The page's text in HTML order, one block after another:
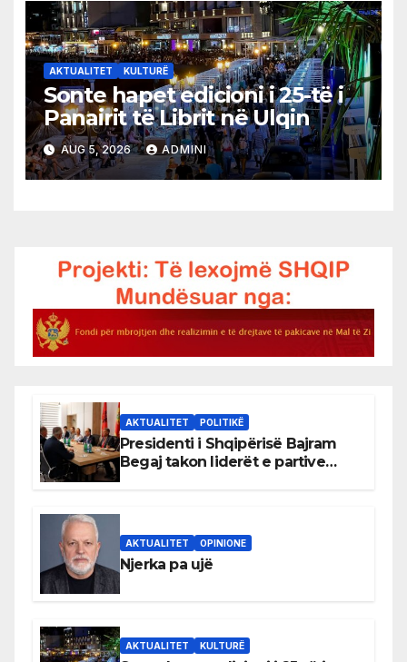
AKTUALITET KULTURË
Sonte hapet edicioni i 25-të i
Panairit të Librit në Ulqin
AUG 5, 2026 ADMINI
AKTUALITET POLITIKË
Presidenti i Shqipërisë Bajram
Begaj takon liderët e partive
AKTUALITET OPINIONE
Njerka pa ujë
AKTUALITET KULTURË